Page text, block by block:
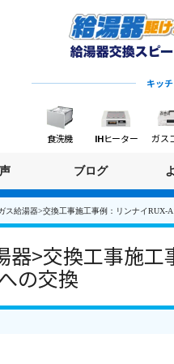
キッ
食洗機 IHヒーター ガス
ブログ
ス給湯器>交換工事施工事例：リンナイRUX-
>交換工事施工
の交換